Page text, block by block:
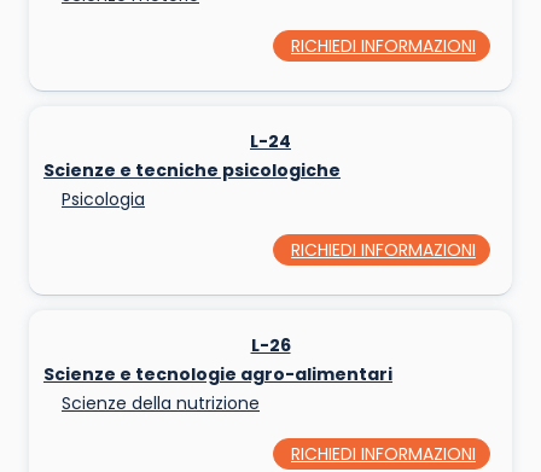
RICHIEDI INFORMAZIONI
L-24
Scienze e tecniche psicologiche
Psicologia
RICHIEDI INFORMAZIONI
L-26
Scienze e tecnologie agro-alimentari
Scienze della nutrizione
RICHIEDI INFORMAZIONI